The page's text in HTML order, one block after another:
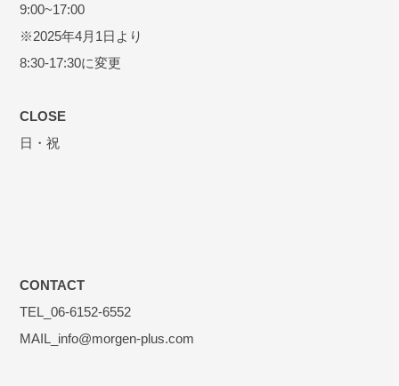
9:00~17:00
※2025年4月1日より
8:30-17:30に変更
CLOSE
日・祝
CONTACT
TEL_06-6152-6552
MAIL_info@morgen-plus.com